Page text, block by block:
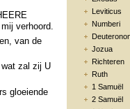
Leviticus
Numberi
Jozua
Richteren
Ruth
1 Samuël
2 Samuël
verhoord.
van de
zal zij U
gloeiende